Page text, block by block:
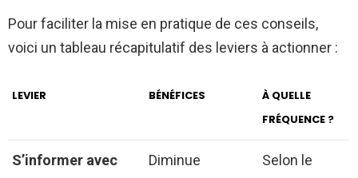
Pour faciliter la mise en pratique de ces conseils,
voici un tableau récapitulatif des leviers à actionner :
LEVIER BÉNÉFICES
À QUELLE
FRÉQUENCE ?
S’informer avec
Diminue
Selon le